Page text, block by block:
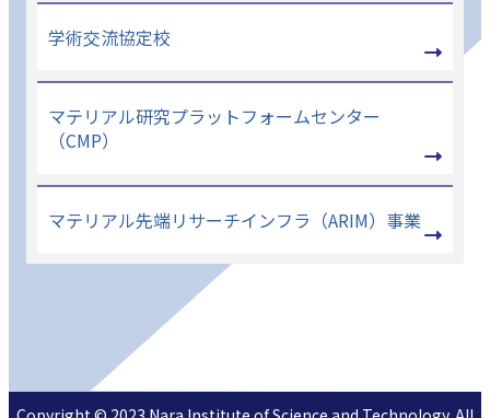
学術交流協定校
マテリアル研究プラットフォームセンター
（CMP）
マテリアル先端リサーチインフラ（ARIM）事業